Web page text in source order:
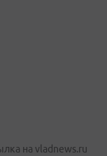
на vladnews.ru